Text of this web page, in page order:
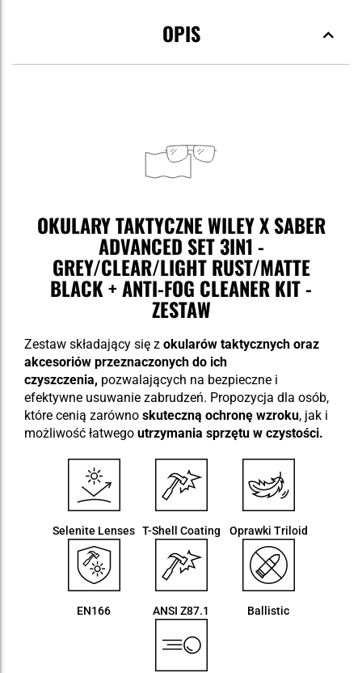
OPIS
OKULARY TAKTYCZNE WILEY X SABER
ADVANCED SET 3IN1 -
GREY/CLEAR/LIGHT RUST/MATTE
BLACK + ANTI-FOG CLEANER KIT -
ZESTAW
Zestaw składający się z okularów taktycznych oraz
akcesoriów przeznaczonych do ich
czyszczenia, pozwalających na bezpieczne i
efektywne usuwanie zabrudzeń. Propozycja dla osób,
które cenią zarówno skuteczną ochronę wzroku, jak i
możliwość łatwego utrzymania sprzętu w czystości.
Selenite Lenses T-Shell Coating Oprawki Triloid
EN166 ANSI Z87.1 Ballistic